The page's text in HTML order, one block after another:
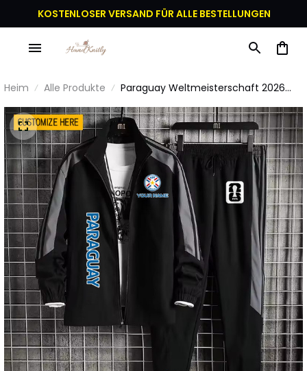
KOSTENLOSER VERSAND FÜR ALLE BESTELLUNGEN
Heim Alle Produkte
Paraguay Weltmeisterschaft 2026
Hose - Personalisierter Name -
Schwarz